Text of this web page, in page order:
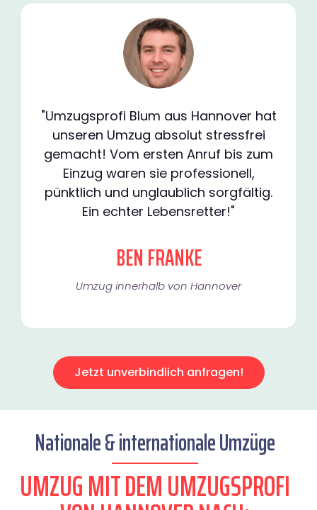
"Umzugsprofi Blum aus Hannover hat
unseren Umzug absolut stressfrei
gemacht! Vom ersten Anruf bis zum
Einzug waren sie professionell,
pünktlich und unglaublich sorgfältig.
Ein echter Lebensretter!"
BEN FRANKE
Umzug innerhalb von Hannover​
Jetzt unverbindlich anfragen!
Nationale & internationale Umzüge
UMZUG MIT DEM UMZUGSPROFI